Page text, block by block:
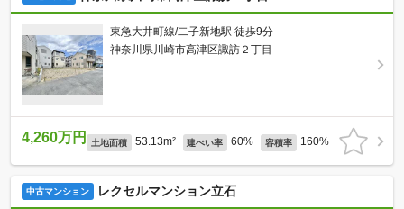
東急大井町線/二子新地駅 徒歩9分
神奈川県川崎市高津区諏訪２丁目
4,260万円 土地面積 53.13m² 建ぺい率 60% 容積率 160%
中古マンション レクセルマンション立石